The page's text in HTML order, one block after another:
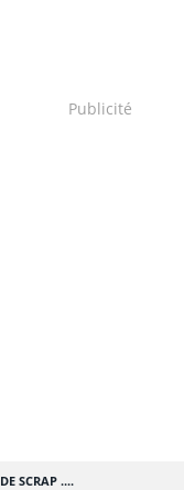
Publicité
SCRAP ....